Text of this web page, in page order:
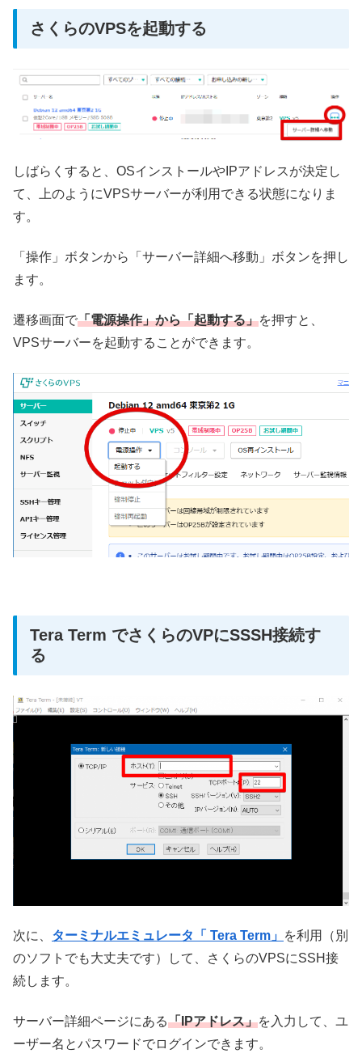
さくらのVPSを起動する
しばらくすると、OSインストールやIPアドレスが決定し
て、上のようにVPSサーバーが利用できる状態になりま
す。
「操作」ボタンから「サーバー詳細へ移動」ボタンを押し
ます。
遷移画面で「電源操作」から「起動する」を押すと、
VPSサーバーを起動することができます。
Tera Term でさくらのVPにSSSH接続す
る
次に、 ターミナルエミュレータ「 Tera Term」 を利用（別
のソフトでも大丈夫です）して、さくらのVPSにSSH接
続します。
サーバー詳細ページにある「IPアドレス」を入力して、ユ
ーザー名とパスワードでログインできます。